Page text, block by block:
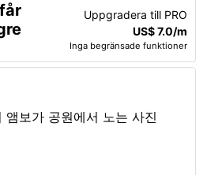
Uppgradera till PRO
US$ 7.0/m
Inga begränsade funktioner
앰보가 공원에서 노는 사진